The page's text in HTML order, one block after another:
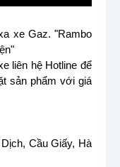
xe Gaz. "Rambo
liên hệ Hotline để
sản phẩm với giá
Cầu Giấy, Hà